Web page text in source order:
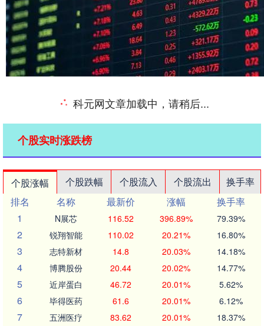
科元网文章加载中，请稍后...
个股实时涨跌榜
个股涨幅 个股跌幅 个股流入 个股流出
换手率
排名
名称 最新价 涨幅
换手率
1
N展芯 116.52 396.89% 79.39%
2 锐翔智能 110.02 20.21% 16.80%
3 志特新材 14.8 20.03% 14.18%
4 博腾股份 20.44 20.02% 14.77%
5 近岸蛋白 46.72 20.01% 5.62%
6 毕得医药 61.6 20.01% 6.12%
7 五洲医疗 83.62 20.01% 18.37%